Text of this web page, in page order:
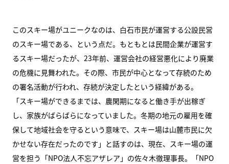
このスキー場がユニークなのは、白石市民が運営する公設民営
のスキー場である、という点だ。もともとは民間企業が運営す
るスキー場だったが、23年前、運営会社の経営悪化により廃業
の危機に見舞われた。その際、市民が中心となって存続のため
の署名活動が行われ、存続が決定したという経緯がある。
「スキー場ができるまでは、農閑期になると働き手が出稼ぎ
し、家族がばらばらになっていました。冬期の地元の雇用を確
保して地域社会を守るという意味で、スキー場は山麓市民に欠
かせない存在だったのです」と話すのは、現在、スキー場の運
営を担う「NPO法人不忘アザレア」の佐々木徹理事長。「NPO